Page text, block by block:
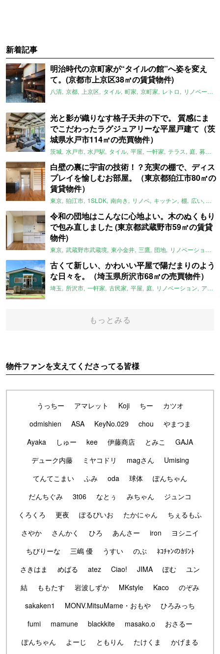
新着記事
明治時代の京町家が“タイルの館”へ姿を変え
て。(京都市上京区38㎡の賃貸物件)
八清 京都 上京区 タイル 町家 京町家 レトロ リノベーション
光と影が織りなす格子天井の下で。 質感にま
でこだわったラグジュアリーな平屋戸建て（茨
城県水戸市114㎡の売買物件）
茨城 水戸市 水戸駅 タイル 平屋 一軒家 テラス 庭 募集中
白壁の裏に宇宙の技術！？充実の棚で、ディス
プレイを愉しむお部屋。（東京都狛江市80㎡の
賃貸物件）
東京 狛江市 1SLDK 南向き リノベ キッチン 棚 広い ガイ
令和の団地はこんなに心地よい。木のぬくもり
で包み直しました (東京都武蔵野市59㎡の賃貸
物件)
東京 武蔵野市武蔵境 東小金井 三鷹 団地 リノベーション
古くて新しい、かわいい平屋で陽だまりのよう
な日々を。（埼玉県所沢市68㎡の売買物件）
埼玉 所沢市 一軒家 古民家 平屋 庭 リノベーション アメリカンハウス
もっとみる
物件ファンを支えてくださってる皆様
うっちー アマレット Koji ちー
カツオ
odmishien
ASA KeyNo.029 chou
やまつま
Ayaka
しゅー kee 伊藤商店 とみこ
GAJA
デューク内藤
ミヤコドリ magさん
Umising
てんてこまい
ふみ oda 球体
ぽんちゃん
だんちぐみ
3t06 なとぅ みちゃん
ジュンコ
くろくろ
更夜 ぽるぴいお たかにゃん
ちぇるもふ
さやか
さんかく ひろ あんさー iron
ヨシニイ
ちびりーな
三嶋 優 うすい のぶ
ﾈｺﾁｬﾝのｶﾘﾝﾄ
さきはま
めばる atez Ciao! JIMA ぽむ
ユン
結
ももたす 岩波しずか MKstyle Kaco
のぞみ
sakaken1
MONV.MitsuMame・おもや
ひろみっち
fumi
mamune blackkite masako.o
おさるー
ぽんちゃん
よーじ ともりん たけくま
かげまる